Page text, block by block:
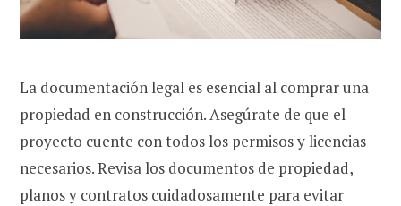
La documentación legal es esencial al comprar una
propiedad en construcción. Asegúrate de que el
proyecto cuente con todos los permisos y licencias
necesarios. Revisa los documentos de propiedad,
planos y contratos cuidadosamente para evitar